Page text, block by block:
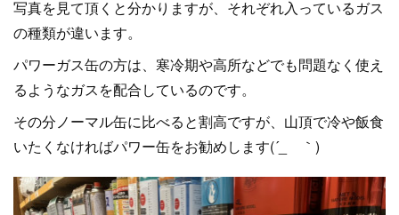
写真を見て頂くと分かりますが、それぞれ入っているガス
の種類が違います。
パワーガス缶の方は、寒冷期や高所などでも問題なく使え
るようなガスを配合しているのです。
その分ノーマル缶に比べると割高ですが、山頂で冷や飯食
いたくなければパワー缶をお勧めします(´_ゝ｀)